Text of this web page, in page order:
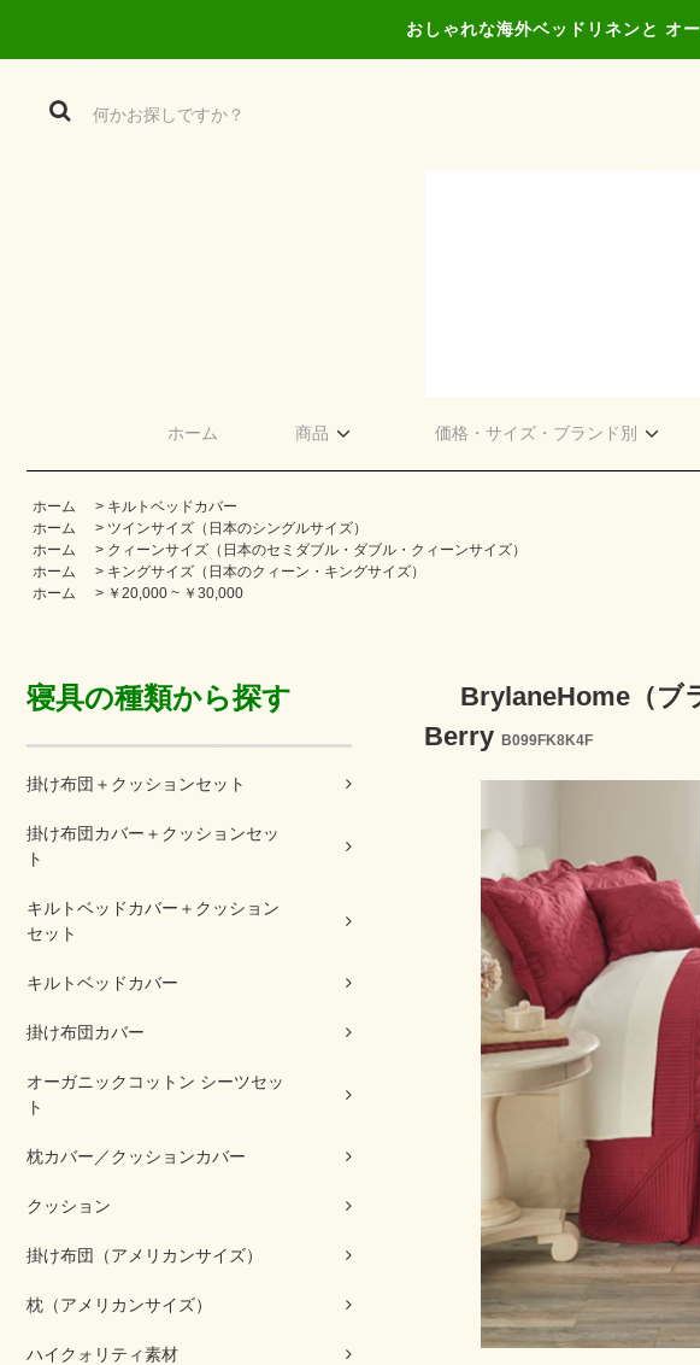
おしゃれな海外ベッドリネンと オ
ホーム 商品 価格・サイズ・ブランド別
ホーム > キルトベッドカバー
ホーム
> ツインサイズ（日本のシングルサイズ）
ホーム
> クィーンサイズ（日本のセミダブル・ダブル・クィーンサイズ）
ホーム
> キングサイズ（日本のクィーン・キングサイズ）
ホーム
> ￥20,000 ~ ￥30,000
寝具の種類から探す
掛け布団＋クッションセット
掛け布団カバー＋クッションセッ
ト
キルトベッドカバー＋クッション
セット
キルトベッドカバー
掛け布団カバー
オーガニックコットン シーツセッ
ト
枕カバー／クッションカバー
クッション
掛け布団（アメリカンサイズ）
枕（アメリカンサイズ）
ハイクォリティ素材
BrylaneHome（ブ
Berry B099FK8K4F